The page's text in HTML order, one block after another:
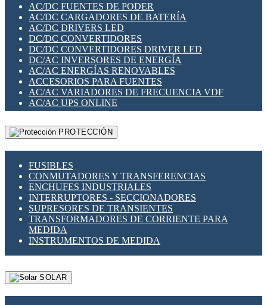
SWITCH Y MICROSWITCH
TARJETAS PI
UNIÓN Y DERIVACIÓN DE CABLE
PLACAS MODULARES IOT
SWITCHES Y REDES WIFI
SOLUCIONES IOT
SOLUCIONES LORAWAN
SOLUCIONES RED CELULAR
SEGURIDAD PARA REDES
SWITCHES LAN
TELEFONÍA IP (VOIP)
VIGILANCIA IP (CCTV)
MESHTASTIC
AC/DC FUENTES DE PODER
AC/DC CARGADORES DE BATERÍA
AC/DC DRIVERS LED
DC/DC CONVERTIDORES
DC/DC CONVERTIDORES DRIVER LED
DC/AC INVERSORES DE ENERGÍA
AC/AC ENERGÍAS RENOVABLES
ACCESORIOS PARA FUENTES
AC/AC VARIADORES DE FRECUENCIA VDF
AC/AC UPS ONLINE
PROTECCIÓN
FUSIBLES
CONMUTADORES Y TRANSFERENCIAS
ENCHUFES INDUSTRIALES
INTERRUPTORES - SECCIONADORES
SUPRESORES DE TRANSIENTES
TRANSFORMADORES DE CORRIENTE PARA
MEDIDA
INSTRUMENTOS DE MEDIDA
SOLAR